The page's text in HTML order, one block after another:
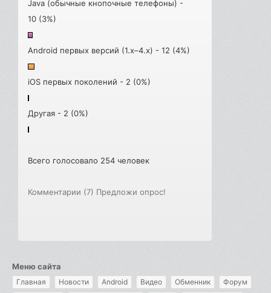
Java (обычные кнопочные телефоны) -
10 (3%)
Android первых версий (1.x–4.x) - 12 (4%)
iOS первых поколений - 2 (0%)
Другая - 2 (0%)
Всего голосовало 254 человек
Комментарии (7) Предложи опрос!
Меню сайта
Главная Новости Android Видео Обменник Форум